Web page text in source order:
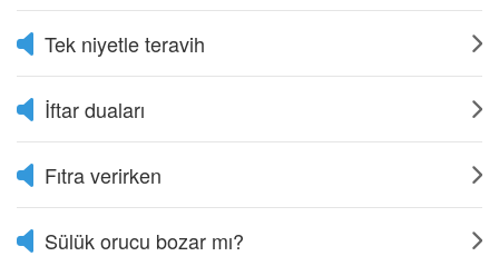
Tek niyetle teravih
İftar duaları
Fıtra verirken
Sülük orucu bozar mı?